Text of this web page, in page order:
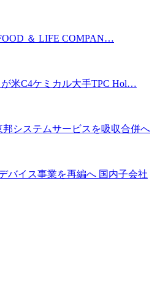
＆ LIFE COMPAN…
米C4ケミカル大手TPC Hol…
システムサービスを吸収合併へ
バイス事業を再編へ 国内子会社